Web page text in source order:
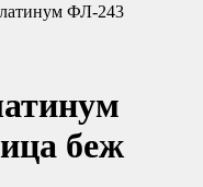
ФЛ-243
беж